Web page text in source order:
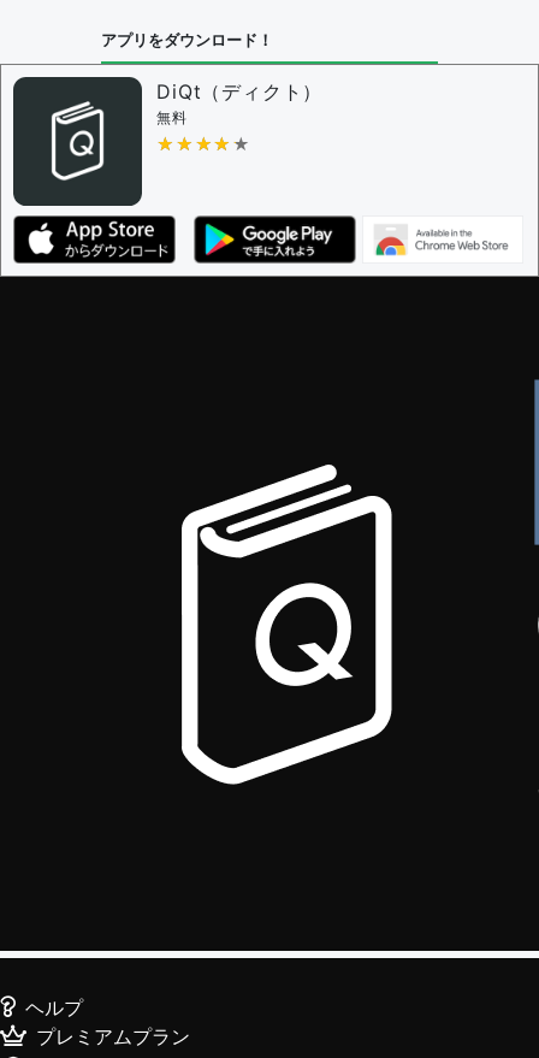
アプリをダウンロード！
DiQt（ディクト）
無料
★★★★★
★★★★★
ヘルプ
プレミアムプラン